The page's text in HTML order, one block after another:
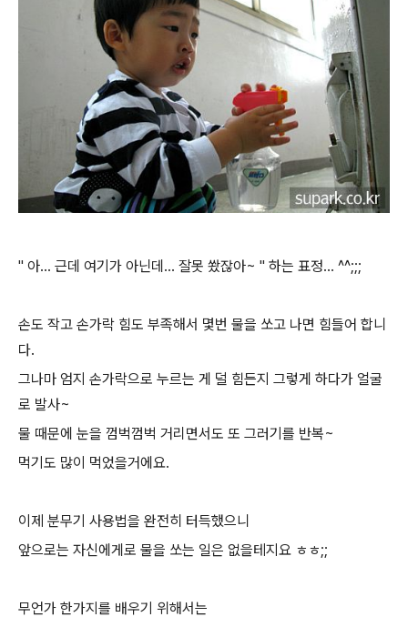
" 아... 근데 여기가 아닌데... 잘못 쐈잖아~ " 하는 표정... ^^;;;
손도 작고 손가락 힘도 부족해서 몇번 물을 쏘고 나면 힘들어 합니
다.
그나마 엄지 손가락으로 누르는 게 덜 힘든지 그렇게 하다가 얼굴
로 발사~
물 때문에 눈을 껌벅껌벅 거리면서도 또 그러기를 반복~
먹기도 많이 먹었을거에요.
이제 분무기 사용법을 완전히 터득했으니
앞으로는 자신에게로 물을 쏘는 일은 없을테지요 ㅎㅎ;;
무언가 한가지를 배우기 위해서는